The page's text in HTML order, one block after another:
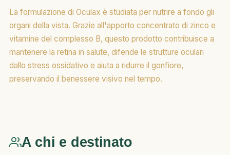
La formulazione di Oculax è studiata per nutrire a fondo gli
organi della vista. Grazie all'apporto concentrato di zinco e
vitamine del complesso B, questo prodotto contribuisce a
mantenere la retina in salute, difende le strutture oculari
dallo stress ossidativo e aiuta a ridurre il gonfiore,
preservando il benessere visivo nel tempo.
A chi e destinato